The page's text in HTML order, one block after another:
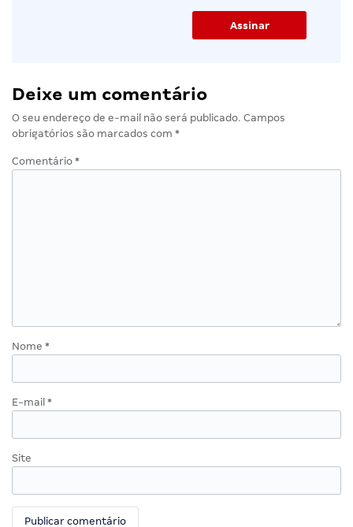
Deixe um comentário
O seu endereço de e-mail não será publicado. Campos
obrigatórios são marcados com *
Comentário *
Nome *
E-mail *
Site